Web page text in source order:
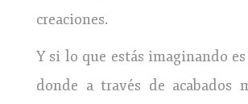
creaciones.
Y si lo que estás imaginando
donde a través de acabados